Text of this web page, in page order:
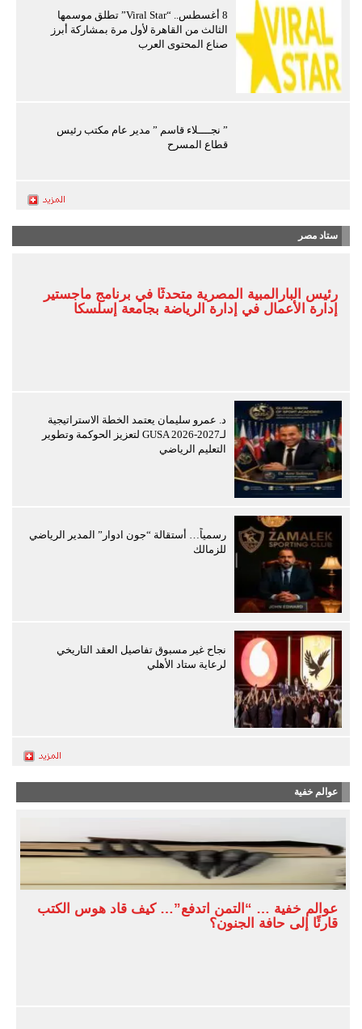
8 أغسطس.. “Viral Star” تطلق موسمها
الثالث من القاهرة لأول مرة بمشاركة أبرز
صناع المحتوى العرب
” نجــــلاء قاسم ” مدير عام مكتب رئيس
قطاع المسرح
ستاد مصر
رئيس البارالمبية المصرية متحدثًا في برنامج ماجستير
إدارة الأعمال في إدارة الرياضة بجامعة إسلسكا
د. عمرو سليمان يعتمد الخطة الاستراتيجية
لـGUSA 2026-2027 لتعزيز الحوكمة وتطوير
التعليم الرياضي
رسمياً… أستقالة “جون ادوار” المدير الرياضي
للزمالك
نجاح غير مسبوق تفاصيل العقد التاريخي
لرعاية ستاد الأهلي
عوالم خفية
عوالم خفية … “التمن اتدفع”… كيف قاد هوس الكتب
قارئًا إلى حافة الجنون؟